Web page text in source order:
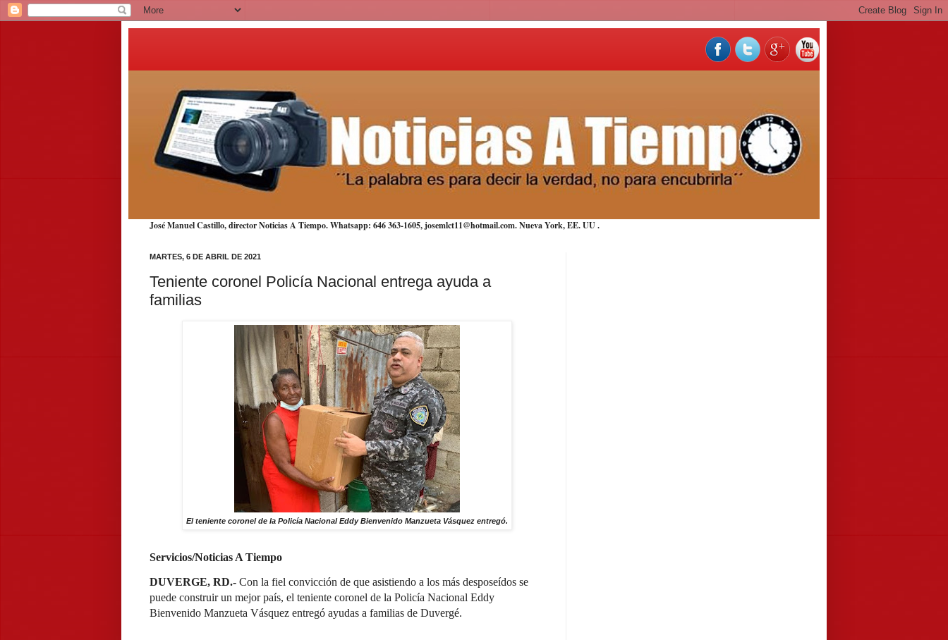
José Manuel Castillo, director Noticias A Tiempo. Whatsapp: 646 363-1605, josemlct11@hotmail.com. Nueva York,EE. UU.
MARTES, 6 DE ABRIL DE 2021
Teniente coronel Policía Nacional entrega ayuda a
familias
El teniente coronel de la Policía Nacional Eddy Bienvenido Manzueta Vásquez entregó.
Servicios/Noticias A Tiempo
DUVERGE, RD.- Con la fiel convicción de que asistiendo a los más desposeídos se
puede construir un mejor país, el teniente coronel de la Policía Nacional Eddy
Bienvenido Manzueta Vásquez entregó ayudas a familias de Duvergé.